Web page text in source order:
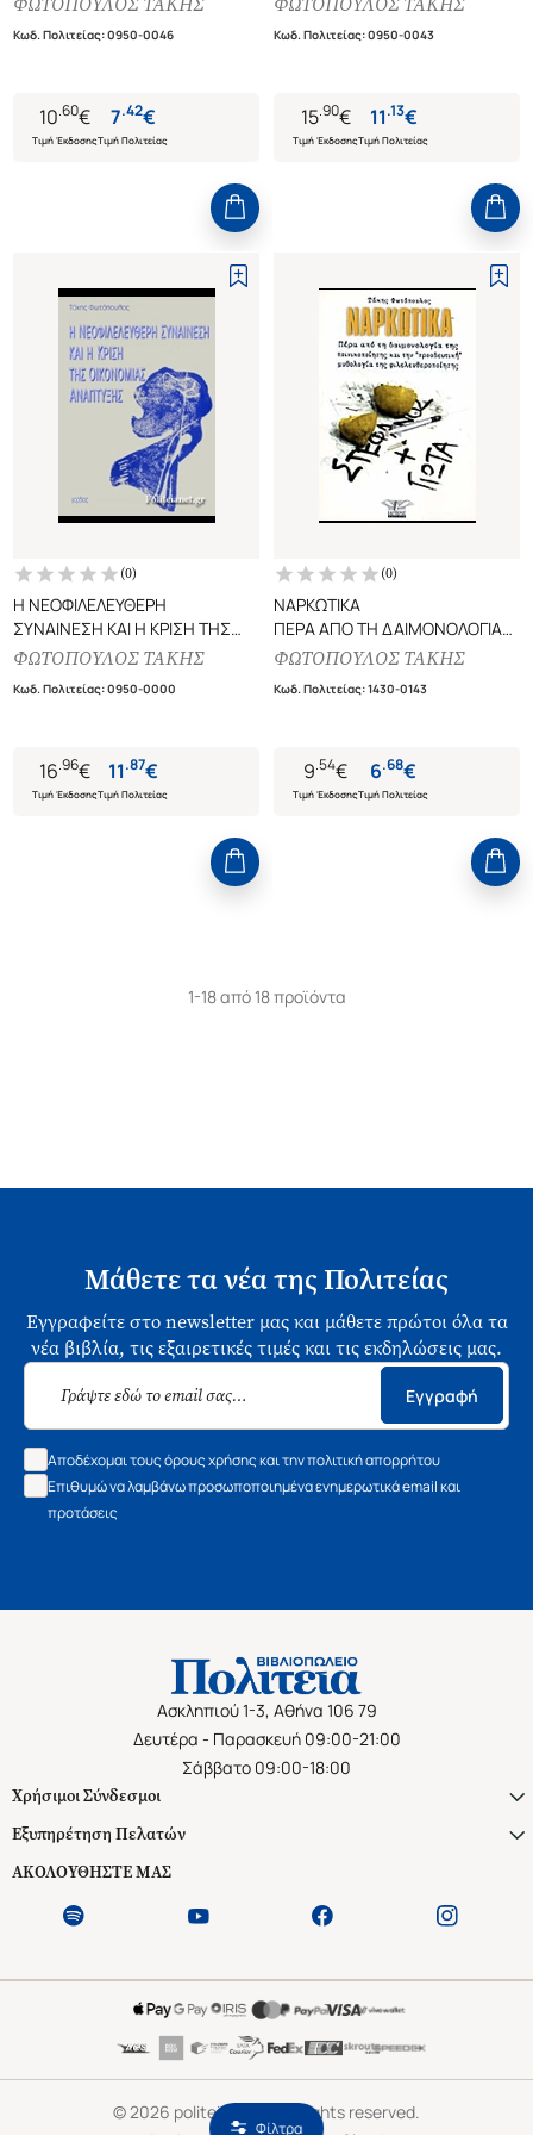
Φίλτρα
Κωδ. Πολιτείας:0950-0046
10.60€
Τιμή Έκδοσης
7.42€
Τιμή Πολιτείας
Κωδ. Πολιτείας:0950-0043
15.90€
Τιμή Έκδοσης
11.13€
Τιμή Πολιτείας
(0)
Η ΝΕΟΦΙΛΕΛΕΥΘΕΡΗ
ΣΥΝΑΙΝΕΣΗ ΚΑΙ Η ΚΡΙΣΗ ΤΗΣ
ΟΙΚΟΝΟΜΙΑΣ ΑΝΑΠΤΥΞΗΣ
ΦΩΤΟΠΟΥΛΟΣ ΤΑΚΗΣ
Κωδ. Πολιτείας:0950-0000
16.96€
Τιμή Έκδοσης
11.87€
Τιμή Πολιτείας
(0)
ΝΑΡΚΩΤΙΚΑ
ΠΕΡΑ ΑΠΟ ΤΗ ΔΑΙΜΟΝΟΛΟΓΙΑ
ΤΗΣ ΠΟΙΝΙΚΟΠΟΙΗΣΗΣ ΚΑΙ ΤΗΝ
ΤΗΣ ΦΙΛΕΛΕΥΘΕΡΟΠΟΙΗΣΗΣ
ΦΩΤΟΠΟΥΛΟΣ ΤΑΚΗΣ
Κωδ. Πολιτείας:1430-0143
9.54€
Τιμή Έκδοσης
6.68€
Τιμή Πολιτείας
1-18 από 18 προϊόντα
Μάθετε τα νέα της Πολιτείας
Εγγραφείτε στο newsletter μας και μάθετε πρώτοι όλα τα
νέα βιβλία, τις εξαιρετικές τιμές και τις εκδηλώσεις μας.
Εγγραφή
Αποδέχομαι τους όρους χρήσης και την πολιτική απορρήτου
Επιθυμώ να λαμβάνω προσωποποιημένα ενημερωτικά email και
προτάσεις
Ασκληπιού 1-3, Αθήνα 106 79
Δευτέρα - Παρασκευή 09:00-21:00
Σάββατο 09:00-18:00
Χρήσιμοι Σύνδεσμοι
Εξυπηρέτηση Πελατών
ΑΚΟΛΟΥΘΗΣΤΕ ΜΑΣ
©2026 politeianet.gr All rights reserved.